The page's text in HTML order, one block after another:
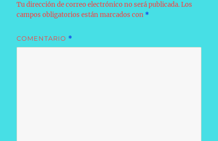
Tu dirección de correo electrónico no será publicada. Los
campos obligatorios están marcados con *
COMENTARIO *